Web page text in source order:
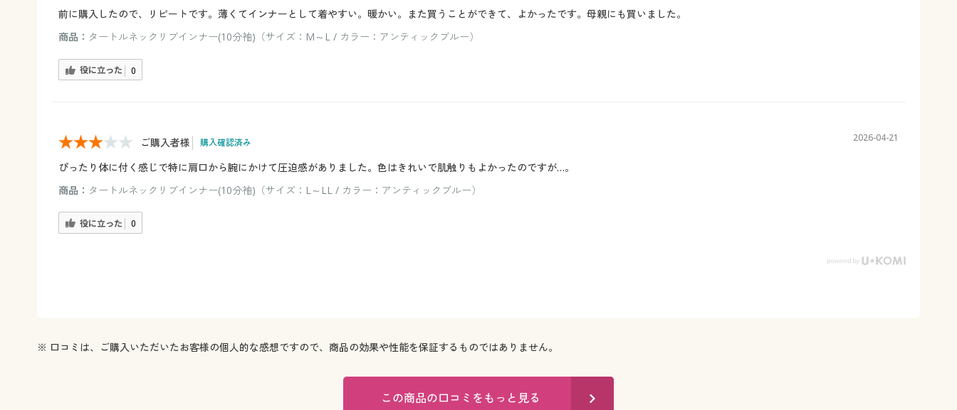
前に購入したので、リピートです。薄くてインナーとして着やすい。暖かい。また買うことができて、よかったです。母親にも買いました。
商品： タートルネックリブインナー(10分袖)（サイズ：M～L / カラー：アンティックブルー）
役に立った 0
ご購入者様 購入確認済み 2026-04-21
ぴったり体に付く感じで特に肩口から腕にかけて圧迫感がありました。色はきれいで肌触りもよかったのですが…。
商品： タートルネックリブインナー(10分袖)（サイズ：L～LL / カラー：アンティックブルー）
役に立った 0
※ 口コミは、ご購入いただいたお客様の個人的な感想ですので、商品の効果や性能を保証するものではありません。
この商品の口コミをもっと見る